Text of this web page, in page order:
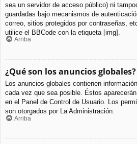
sea un servidor de acceso público) ni
guardadas bajo mecanismos de
correo, sitios protegidos por contraseñas,
utilice el BBCode con la etiqueta [img].
Arriba
¿Qué son los anuncios globales?
Los anuncios globales contienen
cada vez que sea posible. Éstos
en el Panel de Control de Usuario. Los
son otorgados por La Administración.
Arriba